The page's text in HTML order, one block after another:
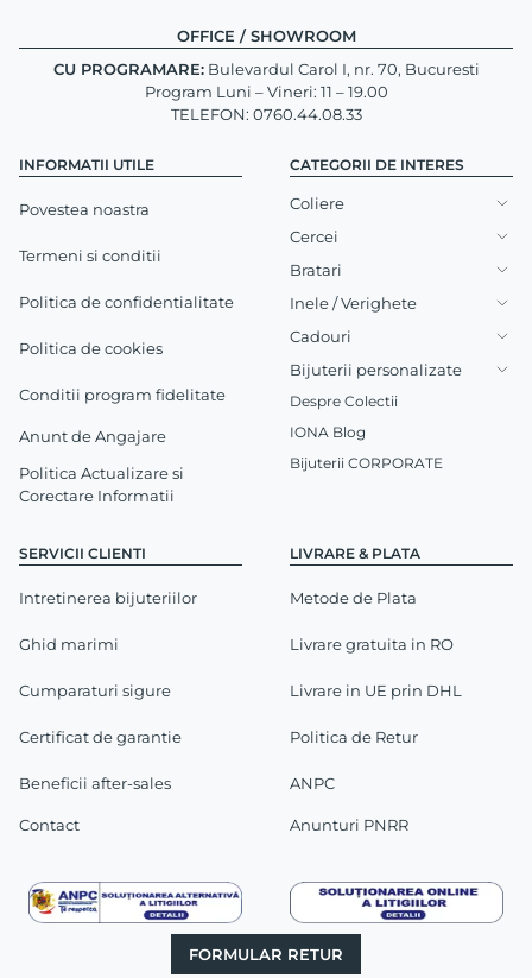
INFORMATII UTILE
Povestea noastra
Termeni si conditii
Politica de confidentialitate
Politica de cookies
Conditii program fidelitate
Anunt de Angajare
Politica Actualizare si
Corectare Informatii
SERVICII CLIENTI
Intretinerea bijuteriilor
Ghid marimi
Cumparaturi sigure
Certificat de garantie
Beneficii after-sales
Contact
LIVRARE & PLATA
Metode de Plata
Livrare gratuita in RO
Livrare in UE prin DHL
Politica de Retur
ANPC
Anunturi PNRR
OFFICE / SHOWROOM
CU PROGRAMARE:Bulevardul Carol I, nr. 70, Bucuresti
Program Luni – Vineri: 11 – 19.00
TELEFON: 0760.44.08.33
CATEGORII DE INTERES
Coliere
Cercei
Bratari
Inele / Verighete
Cadouri
Bijuterii personalizate
Despre Colectii
IONA Blog
Bijuterii CORPORATE
FORMULAR RETUR